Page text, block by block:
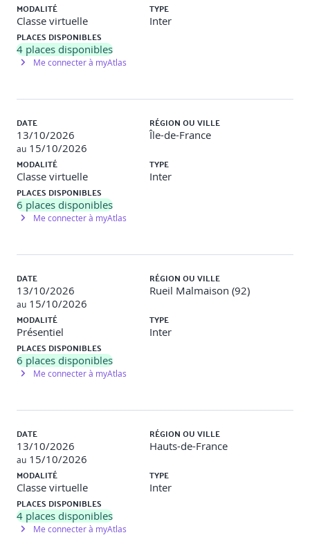
MODALITÉ
Classe virtuelle
TYPE
Inter
PLACES DISPONIBLES
4 places disponibles
Me connecter à myAtlas
DATE
13/10/2026
au 15/10/2026
RÉGION OU VILLE
Île-de-France
MODALITÉ
Classe virtuelle
TYPE
Inter
PLACES DISPONIBLES
6 places disponibles
Me connecter à myAtlas
DATE
13/10/2026
au 15/10/2026
RÉGION OU VILLE
Rueil Malmaison (92)
MODALITÉ
Présentiel
TYPE
Inter
PLACES DISPONIBLES
6 places disponibles
Me connecter à myAtlas
DATE
13/10/2026
au 15/10/2026
RÉGION OU VILLE
Hauts-de-France
MODALITÉ
Classe virtuelle
TYPE
Inter
PLACES DISPONIBLES
4 places disponibles
Me connecter à myAtlas